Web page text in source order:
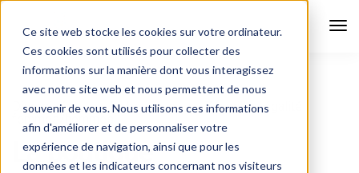
Ce site web stocke les cookies sur votre ordinateur.
Ces cookies sont utilisés pour collecter des
informations sur la manière dont vous interagissez
avec notre site web et nous permettent de nous
souvenir de vous. Nous utilisons ces informations
afin d'améliorer et de personnaliser votre
expérience de navigation, ainsi que pour les
données et les indicateurs concernant nos visiteurs
Diversidées La boutique
7 familles égalité
La boutique